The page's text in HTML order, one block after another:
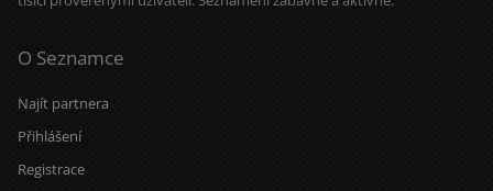
O Seznamce
Najít partnera
Přihlášení
Registrace